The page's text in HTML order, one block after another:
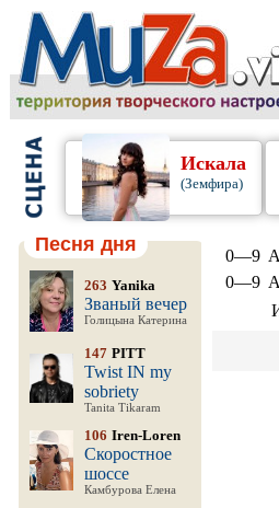
Искала
(Земфира)
Песня дня
263 Yanika
Званый вечер
Голицына Катерина
147 PITT
Twist IN my
sobriety
Tanita Tikaram
106 Iren-Loren
Скоростное
шоссе
Камбурова Елена
0—9 А
0—9 A